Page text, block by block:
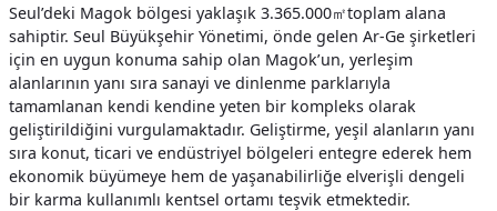
Seul’deki Magok bölgesi yaklaşık 3.365.000㎡toplam alana
sahiptir. Seul Büyükşehir Yönetimi, önde gelen Ar-Ge şirketleri
için en uygun konuma sahip olan Magok’un, yerleşim
alanlarının yanı sıra sanayi ve dinlenme parklarıyla
tamamlanan kendi kendine yeten bir kompleks olarak
geliştirildiğini vurgulamaktadır. Geliştirme, yeşil alanların yanı
sıra konut, ticari ve endüstriyel bölgeleri entegre ederek hem
ekonomik büyümeye hem de yaşanabilirliğe elverişli dengeli
bir karma kullanımlı kentsel ortamı teşvik etmektedir.